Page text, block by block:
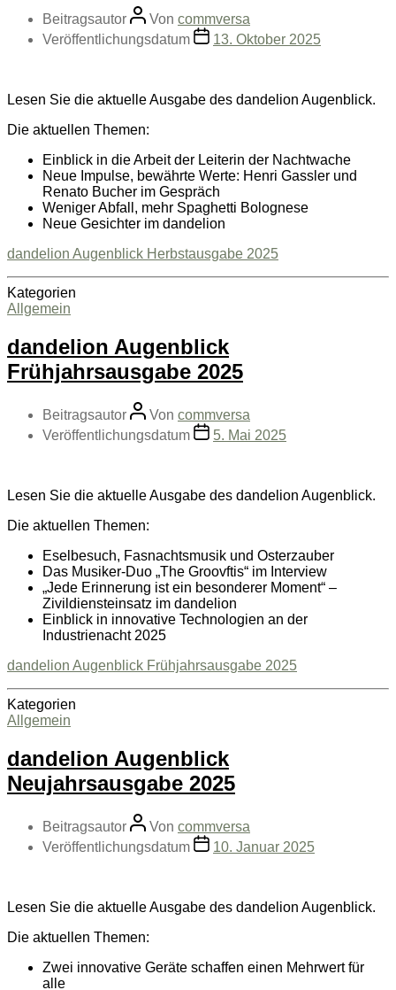
Beitragsautor Von commversa
Veröffentlichungsdatum
13. Oktober 2025
Lesen Sie die aktuelle Ausgabe des dandelion Augenblick.
Die aktuellen Themen:
Einblick in die Arbeit der Leiterin der Nachtwache
Neue Impulse, bewährte Werte: Henri Gassler und
Renato Bucher im Gespräch
Weniger Abfall, mehr Spaghetti Bolognese
Neue Gesichter im dandelion
dandelion Augenblick Herbstausgabe 2025
Kategorien
Allgemein
dandelion Augenblick
Frühjahrsausgabe 2025
Beitragsautor Von commversa
Veröffentlichungsdatum
5. Mai 2025
Lesen Sie die aktuelle Ausgabe des dandelion Augenblick.
Die aktuellen Themen:
Eselbesuch, Fasnachtsmusik und Osterzauber
Das Musiker-Duo „The Groovftis“ im Interview
„Jede Erinnerung ist ein besonderer Moment“ –
Zivildiensteinsatz im dandelion
Einblick in innovative Technologien an der
Industrienacht 2025
dandelion Augenblick Frühjahrsausgabe 2025
Kategorien
Allgemein
dandelion Augenblick
Neujahrsausgabe 2025
Beitragsautor Von commversa
Veröffentlichungsdatum
10. Januar 2025
Lesen Sie die aktuelle Ausgabe des dandelion Augenblick.
Die aktuellen Themen:
Zwei innovative Geräte schaffen einen Mehrwert für
alle